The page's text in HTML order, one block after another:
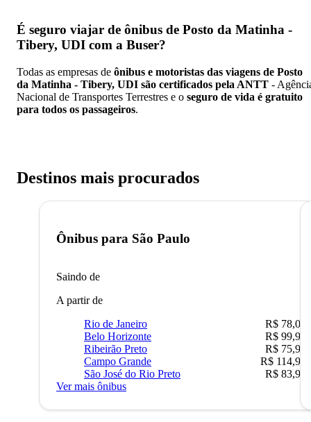
É seguro viajar de ônibus de Posto da Matinha -
Tibery, UDI com a Buser?
Todas as empresas de ônibus e motoristas das viagens de Posto
da Matinha - Tibery, UDI são certificados pela ANTT -
Nacional de Transportes Terrestres e o seguro de vida é gratuito
para todos os passageiros.
Destinos mais procurados
Ônibus para São Paulo
Saindo de
A partir de
Rio de Janeiro
R$ 78,02
Belo Horizonte
R$ 99,95
Ribeirão Preto
R$ 75,90
Campo Grande
R$ 114,90
São José do Rio Preto
R$ 83,90
Ver mais ônibus